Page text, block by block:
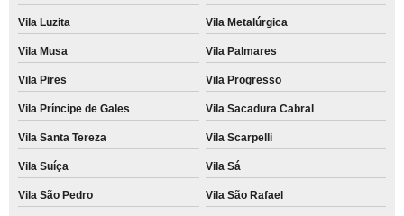
Vila Luzita Vila Metalúrgica
Vila Musa Vila Palmares
Vila Pires Vila Progresso
Vila Príncipe de Gales Vila Sacadura Cabral
Vila Santa Tereza Vila Scarpelli
Vila Suíça Vila Sá
Vila São Pedro Vila São Rafael